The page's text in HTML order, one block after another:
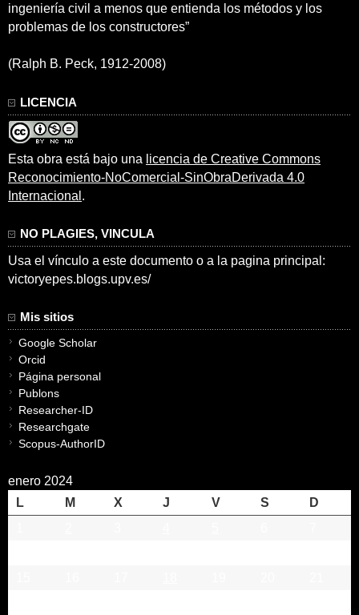
ingeniería civil a menos que entienda los métodos y los
problemas de los constructores”
(Ralph B. Peck, 1912-2008)
LICENCIA
Esta obra está bajo una licencia de Creative Commons
Reconocimiento-NoComercial-SinObraDerivada 4.0
Internacional .
NO PLAGIES, VINCULA
Usa el vínculo a este documento o a la pagina principal:
victoryepes.blogs.upv.es/
Mis sitios
Google Scholar
Orcid
Página personal
Publons
Researcher-ID
Researchgate
Scopus-AuthorID
enero 2024
L
M X J V S
D